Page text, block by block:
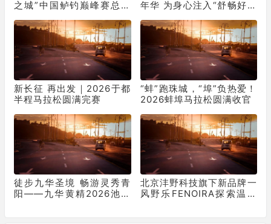
之城”中国鲈钓巅峰赛总决
年华 为身心注入“舒畅好循
新长征 再出发｜2026于都
半程马拉松圆满完赛
“蚌”跑珠城，“埠”负热爱！
2026蚌埠马拉松圆满收官
徒步九华圣境 畅游灵秀青
阳——九华黄精2026池州
北京沣野科技旗下新品牌一
风野乐FENOIRA探索温和